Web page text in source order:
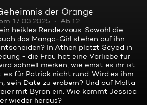
der Orange
17.03.2025
Ab 12
heikles Rendezvous. Sowohl die
das Manga-Girl stehen auf ihn.
In Athen platzt Sayed in
- die Frau hat eine Vorliebe für
schnell merken, wie ernst es ihr ist.
für Patrick nicht rund. Wird es ihm
sein Date zu erobern? Und auf Malta
mit Byron ein. Wie kommt Jessica
wieder heraus?